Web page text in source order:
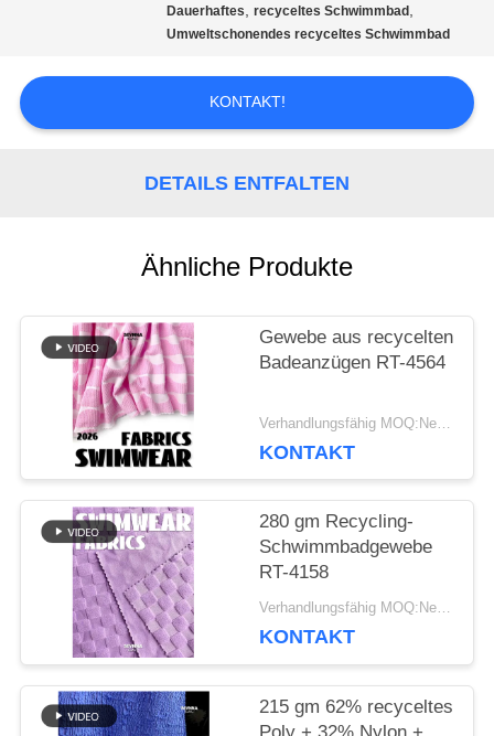
UNS
VERBINDUNG
NACHRICHTEN
FÄLLE
SITEMAP
PRIVACY
POLICY
Dauerhaftes,recyceltes Schwimmbad ,
Umweltschonendes recyceltes Schwimmbad
KONTAKT!
DETAILS ENTFALTEN
Ähnliche Produkte
Gewebe aus recycelten
Badeanzügen RT-4564
Verhandlungsfähig MOQ:Negotiable
KONTAKT
280 gm Recycling-
Schwimmbadgewebe
RT-4158
Verhandlungsfähig MOQ:Negotiable
KONTAKT
215 gm 62% recyceltes
Poly + 32% Nylon +